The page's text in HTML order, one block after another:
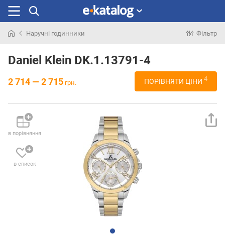
раніше
Наручні годинники Фільтр
Daniel Klein DK.1.13791-4
2 714 — 2 715 грн. ПОРІВНЯТИ ЦІНИ 4
в порівняння
в список